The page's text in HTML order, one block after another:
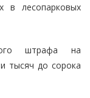
в лесопарковых
штрафа на
тысяч до сорока